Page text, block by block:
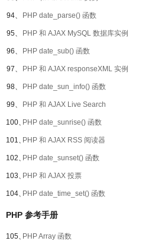
94、 PHP date_parse() 函数
95、 PHP 和 AJAX MySQL 数据库实例
96、 PHP date_sub() 函数
97、 PHP 和 AJAX responseXML 实例
98、 PHP date_sun_info() 函数
99、 PHP 和 AJAX Live Search
100、PHP date_sunrise() 函数
101、PHP 和 AJAX RSS 阅读器
102、PHP date_sunset() 函数
103、PHP 和 AJAX 投票
104、PHP date_time_set() 函数
PHP 参考手册
105、PHP Array 函数